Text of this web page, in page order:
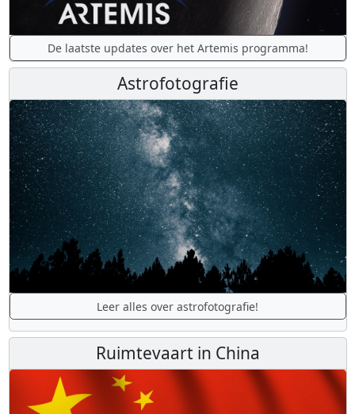
De laatste updates over het Artemis programma!
Astrofotografie
Leer alles over astrofotografie!
Ruimtevaart in China